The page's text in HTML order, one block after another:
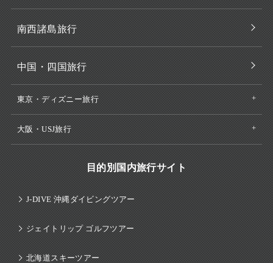
南西諸島旅行
中国・四国旅行
東京・ディズニー旅行
大阪・USJ旅行
目的別国内旅行サイト
J-DIVE 沖縄ダイビングツアー
ジェイトリップ ゴルフツアー
北海道スキーツアー